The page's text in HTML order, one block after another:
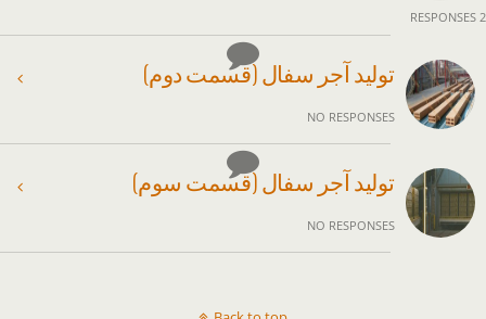
2 RESPONSES
تولید آجر سفال (قسمت دوم)
NO RESPONSES
تولید آجر سفال (قسمت سوم)
NO RESPONSES